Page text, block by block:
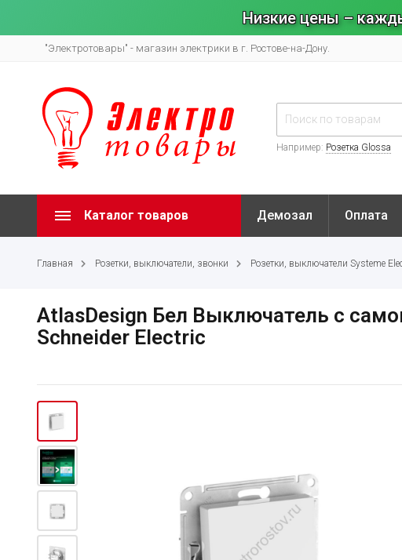
Низкие цены –
"Электротовары" - магазин электрики в г. Ростове-на-Дону.
Например: Розетка Glossa
Каталог товаров Демозал Оплата
Главная Розетки, выключатели, звонки Розетки, выключатели Systeme
AtlasDesign Бел Выключатель с
Schneider Electric